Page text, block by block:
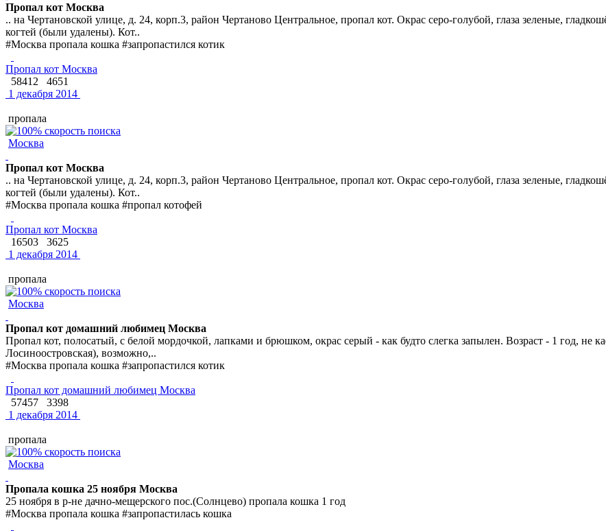
Пропал кот Москва
.. на Чертановской улице, д. 24, корп.3, район Чертаново Центральное, пропал кот. Окрас серо-голубой, глаза зеленые,
когтей (были удалены). Кот..
#Москва пропала кошка #запропастился котик
Пропал кот Москва
58412
4651
1 декабря 2014
пропала
Москва
Пропал кот Москва
.. на Чертановской улице, д. 24, корп.3, район Чертаново Центральное, пропал кот. Окрас серо-голубой, глаза зеленые,
когтей (были удалены). Кот..
#Москва пропала кошка #пропал котофей
Пропал кот Москва
16503
3625
1 декабря 2014
пропала
Москва
Пропал кот домашний любимец Москва
Пропал кот, полосатый, с белой мордочкой, лапками и брюшком, окрас серый - как будто слегка запылен. Возраст - 1 год, не
Лосиноостровская), возможно,..
#Москва пропала кошка #запропастился котик
Пропал кот домашний любимец Москва
57457
3398
1 декабря 2014
пропала
Москва
Пропала кошка 25 ноября Москва
25 ноября в р-не дачно-мещерского пос.(Солнцево) пропала кошка 1 год
#Москва пропала кошка #запропастилась кошка